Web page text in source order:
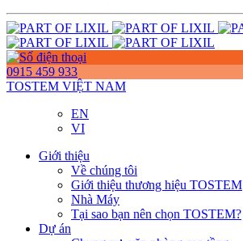
0915 459 933
TOSTEM VIỆT NAM
EN
VI
Giới thiệu
Về chúng tôi
Giới thiệu thương hiệu TOSTEM
Nhà Máy
Tại sao bạn nên chọn TOSTEM?
Dự án